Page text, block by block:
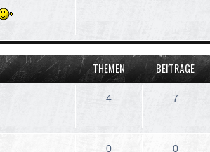
THEMEN BEITRÄGE
4 7
0 0